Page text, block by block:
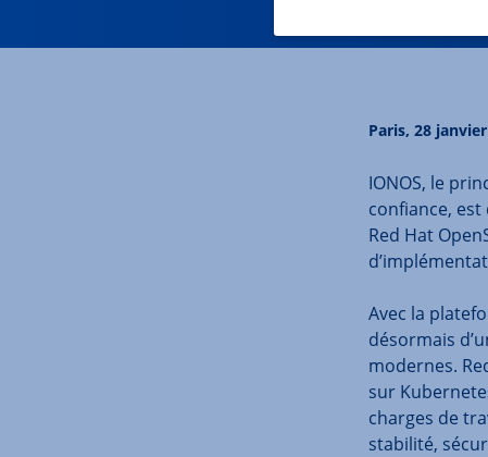
Paris, 28
IONOS, le
confiance,
Red Hat
Avec la
désormais
modernes.
sur
charges de
stabilité,